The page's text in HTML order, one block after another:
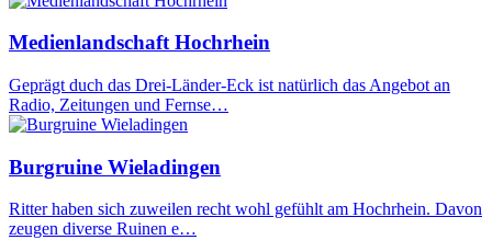
Medienlandschaft Hochrhein
Geprägt duch das Drei-Länder-Eck ist natürlich das Angebot an
Radio, Zeitungen und Fernse…
Burgruine Wieladingen
Ritter haben sich zuweilen recht wohl gefühlt am Hochrhein. Davon
zeugen diverse Ruinen e…